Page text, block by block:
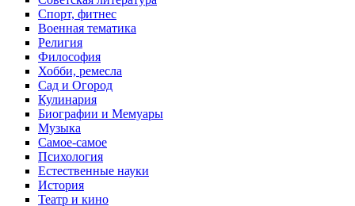
Спорт, фитнес
Военная тематика
Религия
Философия
Хобби, ремесла
Сад и Огород
Кулинария
Биографии и Мемуары
Музыка
Самое-самое
Психология
Естественные науки
История
Театр и кино